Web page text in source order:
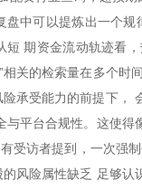
中可以提炼出一个
期资金流动轨迹看
关的检索量在多个时
承受能力的前提下，
平台合规性。这使
受访者提到，一次强
风险属性缺乏 足够